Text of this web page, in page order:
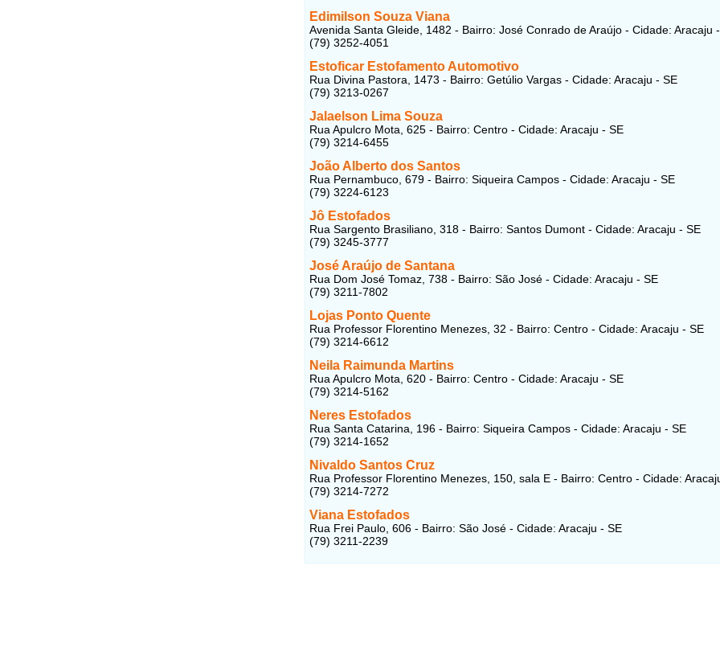
Edimilson Souza Viana
Avenida Santa Gleide, 1482 - Bairro: José Conrado de Araújo - Cidade: Aracaju
(79) 3252-4051
Estoficar Estofamento Automotivo
Rua Divina Pastora, 1473 - Bairro: Getúlio Vargas - Cidade: Aracaju - SE
(79) 3213-0267
Jalaelson Lima Souza
Rua Apulcro Mota, 625 - Bairro: Centro - Cidade: Aracaju - SE
(79) 3214-6455
João Alberto dos Santos
Rua Pernambuco, 679 - Bairro: Siqueira Campos - Cidade: Aracaju - SE
(79) 3224-6123
Jô Estofados
Rua Sargento Brasiliano, 318 - Bairro: Santos Dumont - Cidade: Aracaju - SE
(79) 3245-3777
José Araújo de Santana
Rua Dom José Tomaz, 738 - Bairro: São José - Cidade: Aracaju - SE
(79) 3211-7802
Lojas Ponto Quente
Rua Professor Florentino Menezes, 32 - Bairro: Centro - Cidade: Aracaju - SE
(79) 3214-6612
Neila Raimunda Martins
Rua Apulcro Mota, 620 - Bairro: Centro - Cidade: Aracaju - SE
(79) 3214-5162
Neres Estofados
Rua Santa Catarina, 196 - Bairro: Siqueira Campos - Cidade: Aracaju - SE
(79) 3214-1652
Nivaldo Santos Cruz
Rua Professor Florentino Menezes, 150, sala E - Bairro: Centro - Cidade:
(79) 3214-7272
Viana Estofados
Rua Frei Paulo, 606 - Bairro: São José - Cidade: Aracaju - SE
(79) 3211-2239